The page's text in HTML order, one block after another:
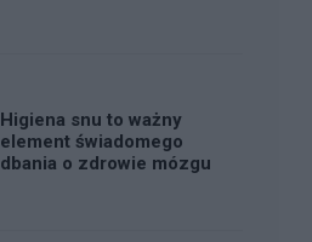
Higiena snu to ważny
element świadomego
dbania o zdrowie mózgu